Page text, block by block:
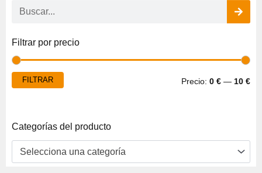
Filtrar por precio
FILTRAR Precio: 0 € — 10 €
Categorías del producto
Selecciona una categoría